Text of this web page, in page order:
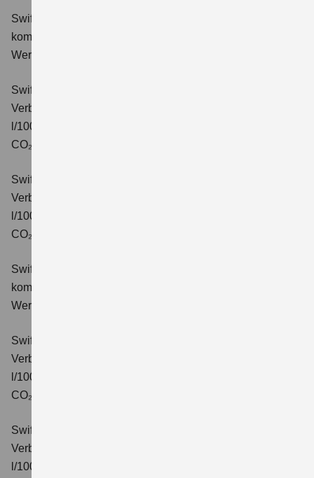
Swift 1.2 DUALJET HYBRID Comfort
kombinierter Energieverbrauch 4,4 l/100km; kombinierter
Wert der CO₂-Emission: 99 g/km; CO₂-Klasse: C.
Swift 1.2 DUALJET HYBRID CVT Comfort
Verbrauchswerte: kombinierter Energieverbrauch 4,7
l/100km; kombinierter Wert der CO₂-Emission: 106 g/km;
CO₂-Klasse: C.
Swift 1.2 DUALJET HYBRID ALLGRIP Comfort
Verbrauchswerte: kombinierter Energieverbrauch 4,9
l/100km; kombinierter Wert der CO₂-Emission: 110 g/km;
CO₂-Klasse: C.
Swift 1.2 DUALJET HYBRID Comfort+
kombinierter Energieverbrauch 4,4 l/100km; kombinierter
Wert der CO₂-Emission: 99 g/km; CO₂-Klasse: C.
Swift 1.2 DUALJET HYBRID CVT Comfort+
Verbrauchswerte: kombinierter Energieverbrauch 4,7
l/100km; kombinierter Wert der CO₂-Emission: 106 g/km;
CO₂-Klasse: C.
Swift 1.2 DUALJET HYBRID ALLGRIP Comfort+
Verbrauchswerte: kombinierter Energieverbrauch 4,9
l/100km; kombinierter Wert der CO₂-Emission: 110 g/km;